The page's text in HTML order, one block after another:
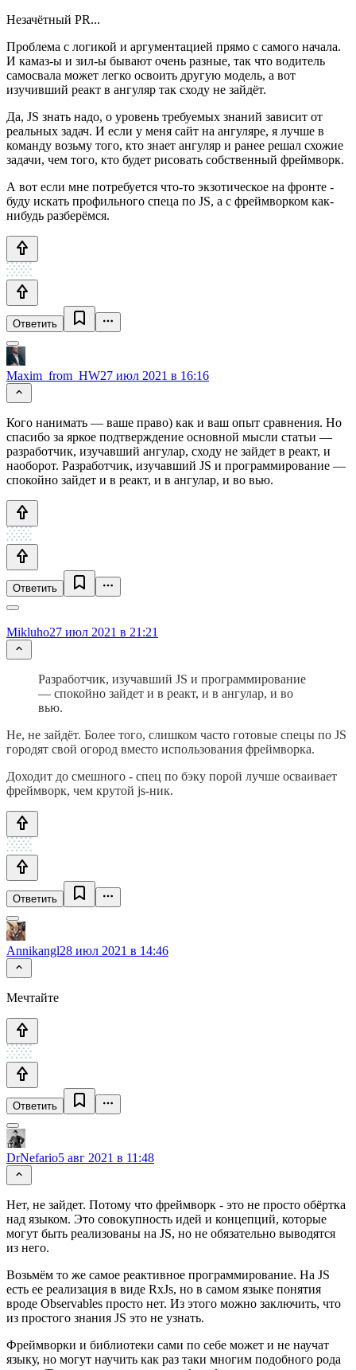
Незачётный PR...
Проблема с логикой и аргументацией прямо с самого начала.
И камаз-ы и зил-ы бывают очень разные, так что водитель
самосвала может легко освоить другую модель, а вот
изучивший реакт в ангуляр так сходу не зайдёт.
Да, JS знать надо, о уровень требуемых знаний зависит от
реальных задач. И если у меня сайт на ангуляре, я лучше в
команду возьму того, кто знает ангуляр и ранее решал схожие
задачи, чем того, кто будет рисовать собственный фреймворк.
А вот если мне потребуется что-то экзотическое на фронте -
буду искать профильного спеца по JS, а с фреймворком как-
нибудь разберёмся.
Ответить
Maxim_from_HW27 июл 2021 в 16:16
Кого нанимать — ваше право) как и ваш опыт сравнения. Но
спасибо за яркое подтверждение основной мысли статьи —
разработчик, изучавший ангулар, сходу не зайдет в реакт, и
наоборот. Разработчик, изучавший JS и программирование —
спокойно зайдет и в реакт, и в ангулар, и во вью.
Ответить
Mikluho27 июл 2021 в 21:21
Разработчик, изучавший JS и программирование
— спокойно зайдет и в реакт, и в ангулар, и во
вью.
Не, не зайдёт. Более того, слишком часто готовые спецы по JS
городят свой огород вместо использования фреймворка.
Доходит до смешного - спец по бэку порой лучше осваивает
фреймворк, чем крутой js-ник.
Ответить
Annikangl28 июл 2021 в 14:46
Мечтайте
Ответить
DrNefario5 авг 2021 в 11:48
Нет, не зайдет. Потому что фреймворк - это не просто обёртка
над языком. Это совокупность идей и концепций, которые
могут быть реализованы на JS, но не обязательно выводятся
из него.
Возьмём то же самое реактивное программирование. На JS
есть ее реализация в виде RxJs, но в самом языке понятия
вроде Observables просто нет. Из этого можно заключить, что
из простого знания JS это не узнать.
Фреймворки и библиотеки сами по себе может и не научат
языку, но могут научить как раз таки многим подобного рода